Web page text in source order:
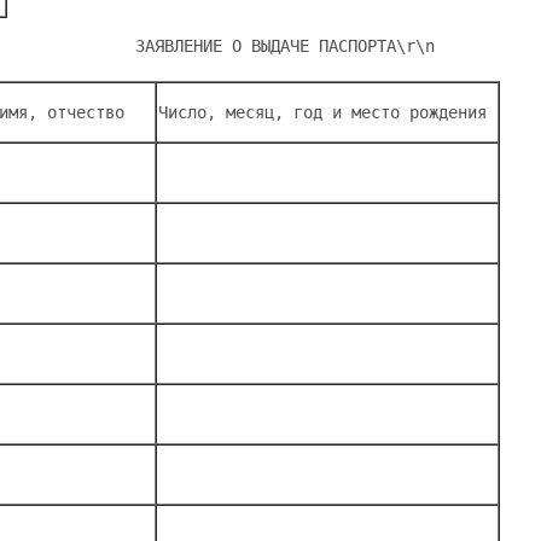
ЗАЯВЛЕНИЕ О ВЫДАЧЕ ПАСПОРТА
\r\n
имя, отчество
Число, месяц, год и место рождения